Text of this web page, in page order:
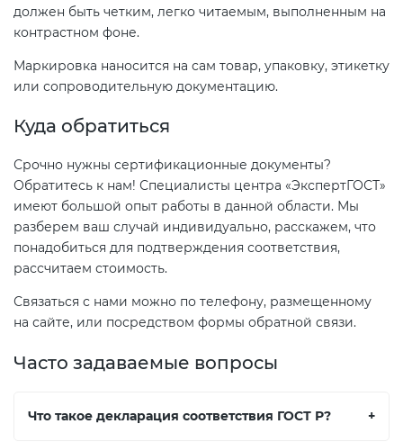
должен быть четким, легко читаемым, выполненным на
контрастном фоне.
Маркировка наносится на сам товар, упаковку, этикетку
или сопроводительную документацию.
Куда обратиться
Срочно нужны сертификационные документы?
Обратитесь к нам! Специалисты центра «ЭкспертГОСТ»
имеют большой опыт работы в данной области. Мы
разберем ваш случай индивидуально, расскажем, что
понадобиться для подтверждения соответствия,
рассчитаем стоимость.
Связаться с нами можно по телефону, размещенному
на сайте, или посредством формы обратной связи.
Часто задаваемые вопросы
Что такое декларация соответствия ГОСТ Р? +